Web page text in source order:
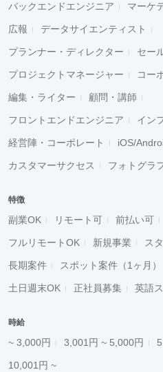
バックエンドエンジニア マーケ
広報 データサイエンティスト
プランナー・ディレクター セー
プロジェクトマネージャー コー
編集・ライター 顧問・講師
フロントエンドエンジニア イン
経営陣・コーポレート iOS/
カスタマーサクセス フォトグラ
特徴
副業OK リモート可 前払い可
フルリモートOK 新規事業 ス
長期案件 スポット案件（1ヶ月）
土日週末OK 正社員募集 英語
時給
~ 3,000円 3,001円 ~ 5,000円
10,001円 ~